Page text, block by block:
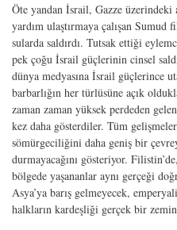
Öte yandan İsrail, Gazze üzerindeki
yardım ulaştırmaya çalışan Sumud
sularda saldırdı. Tutsak ettiği
pek çoğu İsrail güçlerinin cinsel
dünya medyasına İsrail güçlerince
barbarlığın her türlüsüne açık
zaman zaman yüksek perdeden
kez daha gösterdiler. Tüm
sömürgeciliğini daha geniş bir
durmayacağını gösteriyor.
bölgede yaşananlar aynı gerçeği
Asya’ya barış gelmeyecek,
halkların kardeşliği gerçek bir